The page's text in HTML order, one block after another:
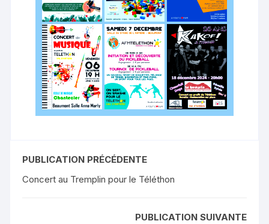
PUBLICATION PRÉCÉDENTE
Concert au Tremplin pour le Téléthon
PUBLICATION SUIVANTE